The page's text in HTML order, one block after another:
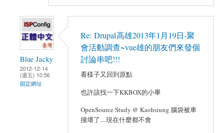
Blue Jacky
2012-12-14
(週五) 10:56
固定網址
Re: Drupal高雄2013年1月19日-聚
會活動調查~vue雄的朋友們來發個
討論串吧!!!
看樣子又回到原點
也許該找一下KKBOX的小畢
OpenSource Study @ Kaohsiung 腦袋被車
撞壞了....現在什麼都不會